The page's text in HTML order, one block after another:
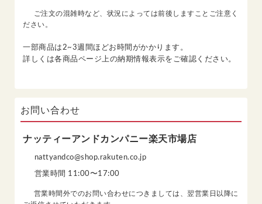
ご注文の混雑時など、状況によっては前後しますことご注意く
ださい。
一部商品は2~3週間ほどお時間がかかります。
詳しくは各商品ページ上の納期情報表示をご確認ください。
お問い合わせ
ナッティーアンドカンパニー楽天市場店
nattyandco@shop.rakuten.co.jp
営業時間 11:00〜17:00
営業時間外でのお問い合わせにつきましては、翌営業日以降に